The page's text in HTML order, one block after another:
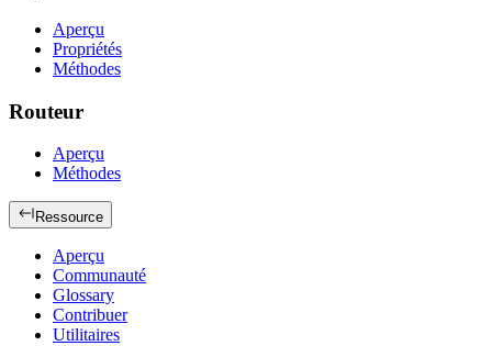
Aperçu
Propriétés
Méthodes
Routeur
Aperçu
Méthodes
Ressource
Aperçu
Communauté
Glossary
Contribuer
Utilitaires